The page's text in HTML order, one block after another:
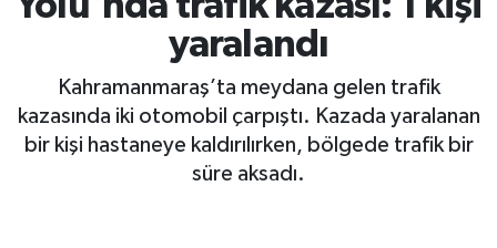
yaralandı
Kahramanmaraş’ta meydana gelen trafik
kazasında iki otomobil çarpıştı. Kazada yaralanan
bir kişi hastaneye kaldırılırken, bölgede trafik bir
süre aksadı.
Güncel
Haberde İnsan
Son Dakika Haberleri
Haber Arşivi